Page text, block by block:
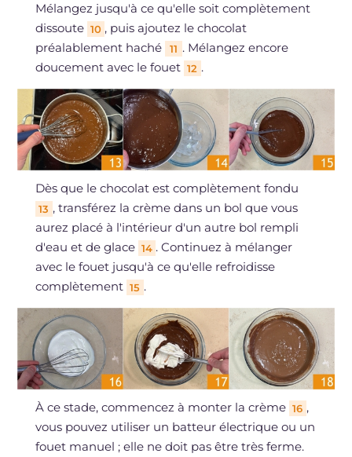
Mélangez jusqu'à ce qu'elle soit complètement
dissoute 10 , puis ajoutez le chocolat
préalablement haché
11 . Mélangez encore
doucement avec le fouet 12 .
Dès que le chocolat est complètement fondu
13 , transférez la crème dans un bol que vous
aurez placé à l'intérieur d'un autre bol rempli
d'eau et de glace 14 . Continuez à mélanger
avec le fouet jusqu'à ce qu'elle refroidisse
complètement 15 .
À ce stade, commencez à monter la crème 16 ,
vous pouvez utiliser un batteur électrique ou un
fouet manuel ; elle ne doit pas être très ferme.